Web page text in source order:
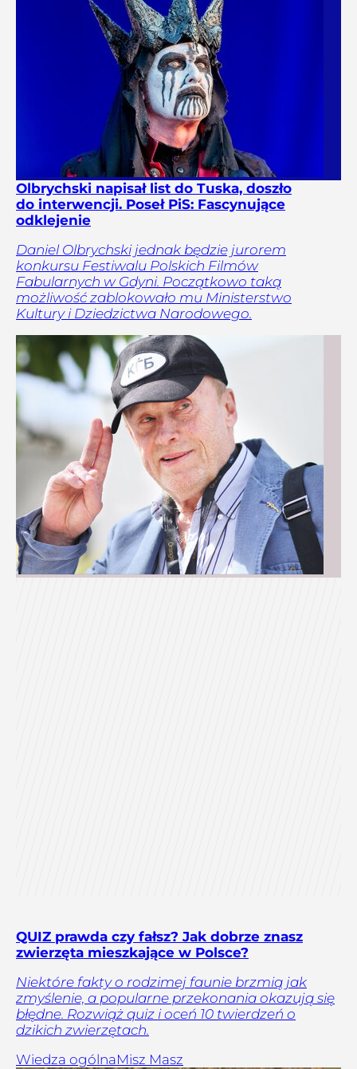
Olbrychski napisał list do Tuska, doszło
do interwencji. Poseł PiS: Fascynujące
odklejenie
Daniel Olbrychski jednak będzie jurorem
konkursu Festiwalu Polskich Filmów
Fabularnych w Gdyni. Początkowo taką
możliwość zablokowało mu Ministerstwo
Kultury i Dziedzictwa Narodowego.
QUIZ prawda czy fałsz? Jak dobrze znasz
zwierzęta mieszkające w Polsce?
Niektóre fakty o rodzimej faunie brzmią jak
zmyślenie, a popularne przekonania okazują się
błędne. Rozwiąż quiz i oceń 10 twierdzeń o
dzikich zwierzętach.
Wiedza ogólnaMisz Masz